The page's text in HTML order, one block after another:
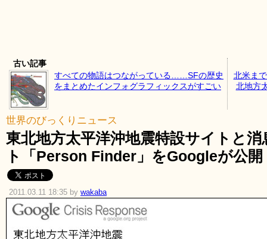
古い記事
すべての物語はつながっている……SFの歴史
をまとめたインフォグラフィックスがすごい
北米ま
北地方
世界のびっくりニュース
東北地方太平洋沖地震特設サイトと
ト「Person Finder」をGoogleが公開
2011.03.11 18:35 by wakaba